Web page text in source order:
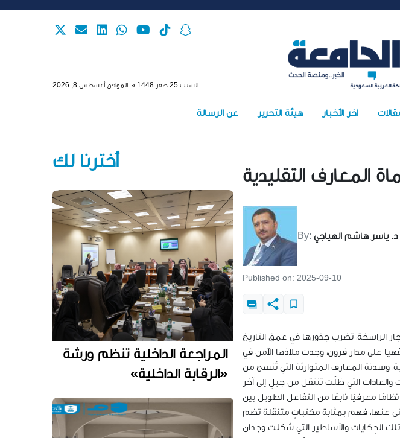
السبت 25 صفر 1448 هـ الموافق أغسطس 8, 2026
عن الرسالة هيئة التحرير آخر الأخبار
أخترنا لك
المراجعة الداخلية تنظم ورشة
«الرقابة الداخلية»
المعارف التقليدية
By: د. ياسر هاشم الهياجي
Published on: 2025-09-10
الراسخة، تضرب جذورها في عمق التاريخ
على مدار قرون، وجدت ملاذها الآمن في
المعارف المتوارثة التي تُنسَج من
معرفيًا نابعًا من التفاعل الطويل بين
عنها، فهم بمثابة مكتباتٍ متنقلة تضم
الحِكايات والأساطير التي شكلت وجدان